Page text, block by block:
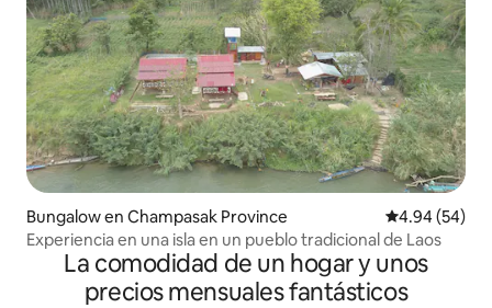
Bungalow en Champasak Province Calificación
4.94 (54)
Experiencia en una isla en un pueblo tradicional de Laos
La comodidad de un hogar y unos
precios mensuales fantásticos